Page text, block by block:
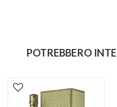
POTREBBERO